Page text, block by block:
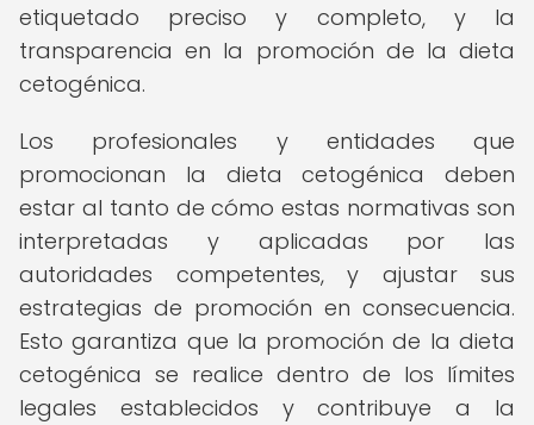
etiquetado preciso y completo, y la
transparencia en la promoción de la dieta
cetogénica.
Los profesionales y entidades que
promocionan la dieta cetogénica deben
estar al tanto de cómo estas normativas son
interpretadas y aplicadas por las
autoridades competentes, y ajustar sus
estrategias de promoción en consecuencia.
Esto garantiza que la promoción de la dieta
cetogénica se realice dentro de los límites
legales establecidos y contribuye a la